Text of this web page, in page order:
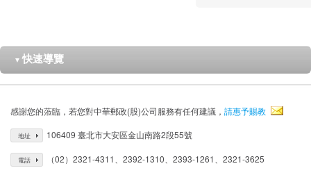
▼ 快速導覽
感謝您的蒞臨，若您對中華郵政(股)公司服務有任何建議， 請惠予賜教
地址 106409 臺北市大安區金山南路2段55號
電話 （02）2321-4311、2392-1310、2393-1261、2321-3625